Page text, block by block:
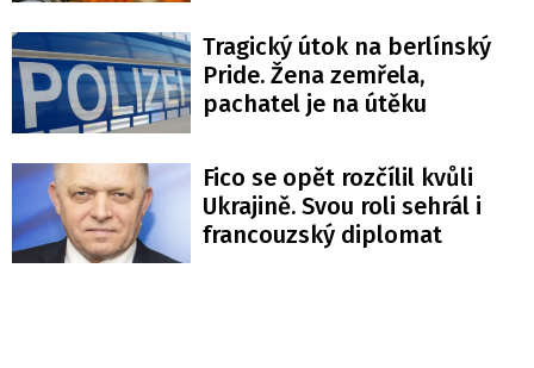
Tragický útok na berlínský
Pride. Žena zemřela,
pachatel je na útěku
Fico se opět rozčílil kvůli
Ukrajině. Svou roli sehrál i
francouzský diplomat